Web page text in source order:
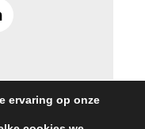
ervaring op onze